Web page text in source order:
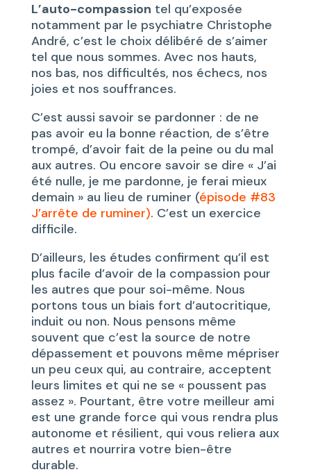
L’auto-compassion tel qu’exposée
notamment par le psychiatre Christophe
André, c’est le choix délibéré de s’aimer
tel que nous sommes. Avec nos hauts,
nos bas, nos difficultés, nos échecs, nos
joies et nos souffrances.
C’est aussi savoir se pardonner : de ne
pas avoir eu la bonne réaction, de s’être
trompé, d’avoir fait de la peine ou du mal
aux autres. Ou encore savoir se dire « J’ai
été nulle, je me pardonne, je ferai mieux
demain » au lieu de ruminer (épisode #83
J’arrête de ruminer). C’est un exercice
difficile.
D’ailleurs, les études confirment qu’il est
plus facile d’avoir de la compassion pour
les autres que pour soi-même. Nous
portons tous un biais fort d’autocritique,
induit ou non. Nous pensons même
souvent que c’est la source de notre
dépassement et pouvons même mépriser
un peu ceux qui, au contraire, acceptent
leurs limites et qui ne se « poussent pas
assez ». Pourtant, être votre meilleur ami
est une grande force qui vous rendra plus
autonome et résilient, qui vous reliera aux
autres et nourrira votre bien-être
durable.